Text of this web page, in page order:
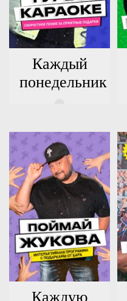
Каждый
понедельник
Каждую